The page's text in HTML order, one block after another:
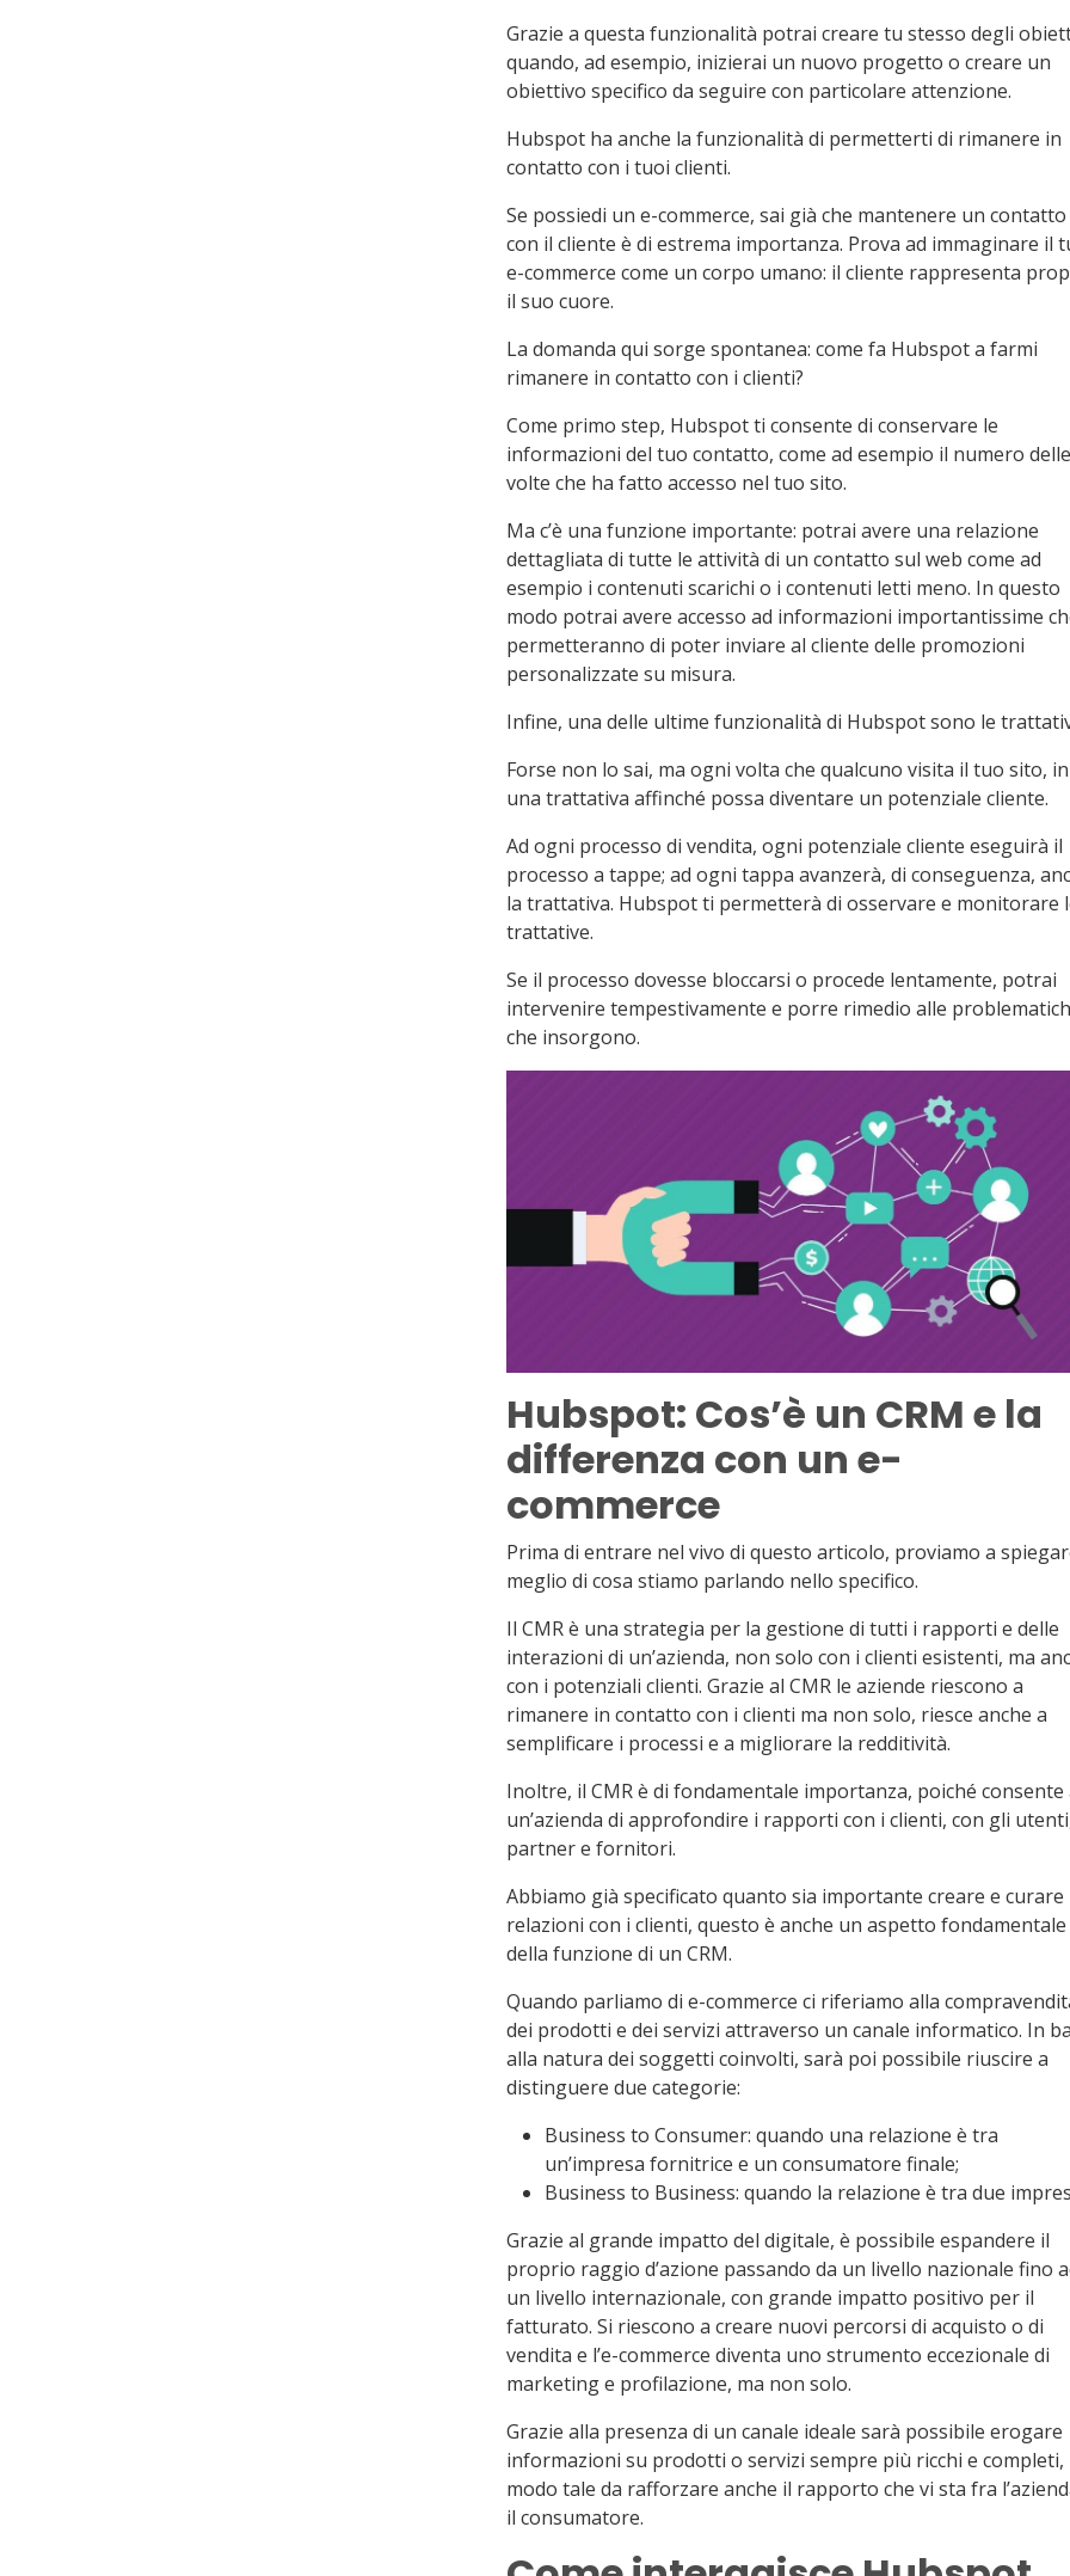
Grazie a questa funzionalità potrai creare tu stesso degli
quando, ad esempio, inizierai un nuovo progetto o creare un
obiettivo specifico da seguire con particolare attenzione.
Hubspot ha anche la funzionalità di permetterti di rimanere in
contatto con i tuoi clienti.
Se possiedi un e-commerce, sai già che mantenere un contatto
con il cliente è di estrema importanza. Prova ad immaginare il
e-commerce come un corpo umano: il cliente rappresenta
il suo cuore.
La domanda qui sorge spontanea: come fa Hubspot a farmi
rimanere in contatto con i clienti?
Come primo step, Hubspot ti consente di conservare le
informazioni del tuo contatto, come ad esempio il numero delle
volte che ha fatto accesso nel tuo sito.
Ma c’è una funzione importante: potrai avere una relazione
dettagliata di tutte le attività di un contatto sul web come ad
esempio i contenuti scarichi o i contenuti letti meno. In questo
modo potrai avere accesso ad informazioni importantissime
permetteranno di poter inviare al cliente delle promozioni
personalizzate su misura.
Infine, una delle ultime funzionalità di Hubspot sono le
Forse non lo sai, ma ogni volta che qualcuno visita il tuo sito,
una trattativa affinché possa diventare un potenziale cliente.
Ad ogni processo di vendita, ogni potenziale cliente eseguirà il
processo a tappe; ad ogni tappa avanzerà, di conseguenza,
la trattativa. Hubspot ti permetterà di osservare e monitorare
trattative.
Se il processo dovesse bloccarsi o procede lentamente, potrai
intervenire tempestivamente e porre rimedio alle
che insorgono.
Hubspot: Cos’è un CRM e la
differenza con un e-
commerce
Prima di entrare nel vivo di questo articolo, proviamo a
meglio di cosa stiamo parlando nello specifico.
Il CMR è una strategia per la gestione di tutti i rapporti e delle
interazioni di un’azienda, non solo con i clienti esistenti, ma
con i potenziali clienti. Grazie al CMR le aziende riescono a
rimanere in contatto con i clienti ma non solo, riesce anche a
semplificare i processi e a migliorare la redditività.
Inoltre, il CMR è di fondamentale importanza, poiché consente
un’azienda di approfondire i rapporti con i clienti, con gli
partner e fornitori.
Abbiamo già specificato quanto sia importante creare e curare
relazioni con i clienti, questo è anche un aspetto fondamentale
della funzione di un CRM.
Quando parliamo di e-commerce ci riferiamo alla
dei prodotti e dei servizi attraverso un canale informatico. In
alla natura dei soggetti coinvolti, sarà poi possibile riuscire a
distinguere due categorie:
Business to Consumer: quando una relazione è tra
un’impresa fornitrice e un consumatore finale;
Business to Business: quando la relazione è tra due
Grazie al grande impatto del digitale, è possibile espandere il
proprio raggio d’azione passando da un livello nazionale fino
un livello internazionale, con grande impatto positivo per il
fatturato. Si riescono a creare nuovi percorsi di acquisto o di
vendita e l’e-commerce diventa uno strumento eccezionale di
marketing e profilazione, ma non solo.
Grazie alla presenza di un canale ideale sarà possibile erogare
informazioni su prodotti o servizi sempre più ricchi e completi,
modo tale da rafforzare anche il rapporto che vi sta fra
il consumatore.